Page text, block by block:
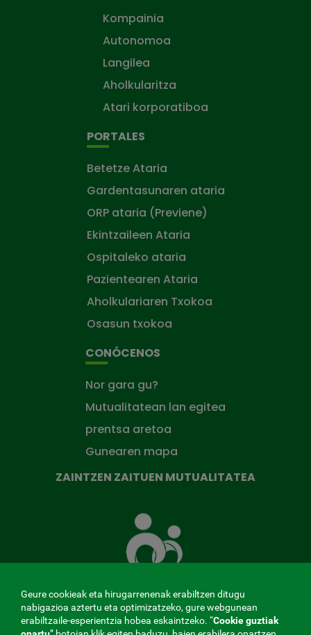
Kompainia
Autonomoa
Langilea
Aholkularitza
Atari korporatiboa
PORTALES
Betetze Ataria
Gardentasunaren ataria
ORP ataria (Previene)
Ekintzaileen Ataria
Ospitaleko ataria
Pazientearen Ataria
Aholkulariaren Txokoa
Osasun txokoa
CONÓCENOS
Nor gara gu?
Mutualitatean lan egitea
prentsa aretoa
Gunearen mapa
ZAINTZEN ZAITUEN MUTUALITATEA
zaituen
Mutua
Geure cookieak eta hirugarrenenak erabiltzen ditugu
nabigazioa aztertu eta optimizatzeko, gure webgunean
erabiltzaile-esperientzia hobea eskaintzeko. “Cookie guztiak